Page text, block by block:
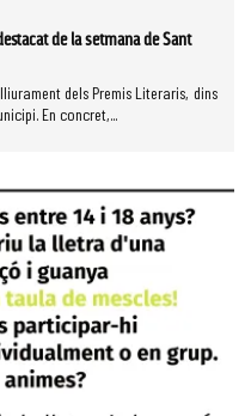
de la setmana de Sant
dels Premis Literaris, dins
En concret,...